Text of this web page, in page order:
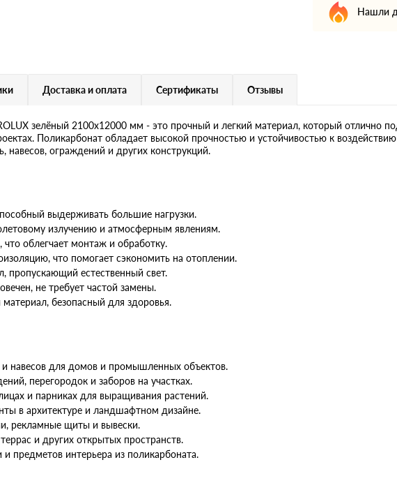
Нашли
Доставка и оплата Сертификаты Отзывы
зелёный 2100х12000 мм - это прочный и легкий материал, который отлично
Поликарбонат обладает высокой прочностью и устойчивостью к
ограждений и других конструкций.
выдерживать большие нагрузки.
излучению и атмосферным явлениям.
что облегчает монтаж и обработку.
что помогает сэкономить на отоплении.
пропускающий естественный свет.
не требует частой замены.
безопасный для здоровья.
навесов для домов и промышленных объектов.
перегородок и заборов на участках.
и парниках для выращивания растений.
в архитектуре и ландшафтном дизайне.
рекламные щиты и вывески.
и других открытых пространств.
и предметов интерьера из поликарбоната.